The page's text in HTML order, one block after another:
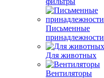
Письменные
принадлежности
Для животных
Вентиляторы